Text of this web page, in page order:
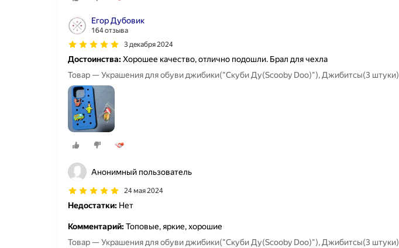
Егор Дубовик
164 отзыва
3 декабря 2024
Достоинства:Хорошее качество, отлично подошли. Брал для чехла
Товар — Украшения для обуви джибики("Скуби Ду(Scooby Doo)"), Джибитсы(3 штуки)
Анонимный пользователь
24 мая 2024
Недостатки: Нет
Комментарий:Топовые, яркие, хорошие
Товар — Украшения для обуви джибики("Скуби Ду(Scooby Doo)"), Джибитсы(3 штуки)